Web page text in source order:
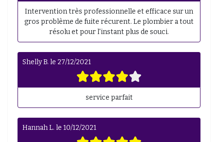
Intervention très professionnelle et efficace sur un
gros problème de fuite récurent. Le plombier a tout
résolu et pour l'instant plus de souci.
Shelly B. le 27/12/2021
service parfait
Hannah L. le 10/12/2021